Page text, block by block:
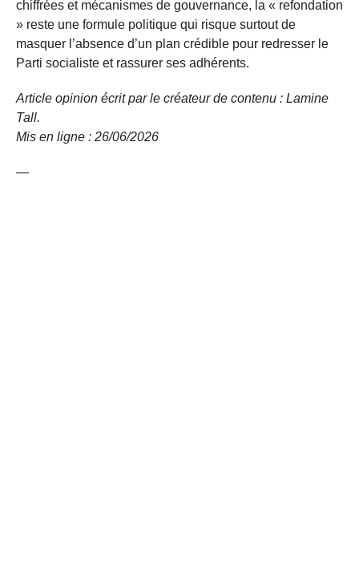
chiffrées et mécanismes de gouvernance, la « refondation
» reste une formule politique qui risque surtout de
masquer l’absence d’un plan crédible pour redresser le
Parti socialiste et rassurer ses adhérents.
Article opinion écrit par le créateur de contenu : Lamine
Tall.
Mis en ligne : 26/06/2026
—